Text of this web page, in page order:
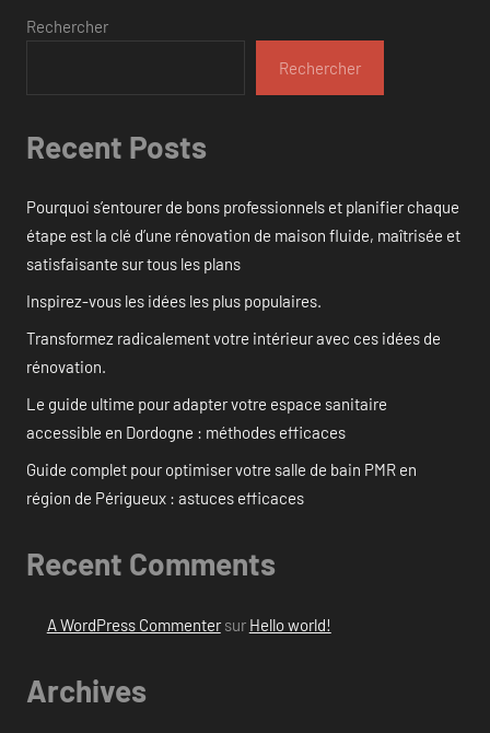
Rechercher
Rechercher
Recent Posts
Pourquoi s’entourer de bons professionnels et planifier chaque
étape est la clé d’une rénovation de maison fluide, maîtrisée et
satisfaisante sur tous les plans
Inspirez-vous les idées les plus populaires.
Transformez radicalement votre intérieur avec ces idées de
rénovation.
Le guide ultime pour adapter votre espace sanitaire
accessible en Dordogne : méthodes efficaces
Guide complet pour optimiser votre salle de bain PMR en
région de Périgueux : astuces efficaces
Recent Comments
A WordPress Commentersur Hello world!
Archives